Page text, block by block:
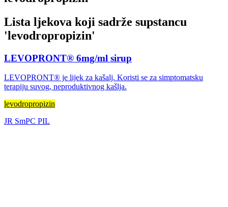
Lista ljekova koji sadrže supstancu
'levodropropizin'
LEVOPRONT® 6mg/ml sirup
LEVOPRONT® je lijek za kašalj. Koristi se za simptomatsku
terapiju suvog, neproduktivnog kašlja.
levodropropizin
JR SmPC PIL